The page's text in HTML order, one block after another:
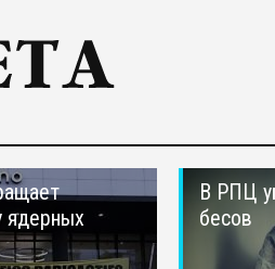
ядерных
В РПЦ
бесов